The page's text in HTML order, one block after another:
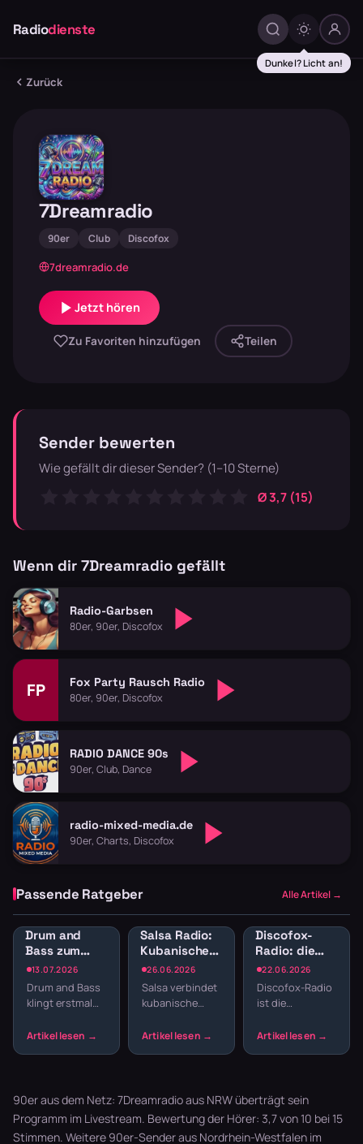
Radiodienste
Dunkel? Licht an!
Zurück
7Dreamradio
90er Club Discofox
7dreamradio.de
Jetzt hören
Zu Favoriten hinzufügen Teilen
Sender bewerten
Wie gefällt dir dieser Sender? (1–10 Sterne)
Ø 3,7 (15)
Wenn dir 7Dreamradio gefällt
Radio-Garbsen
80er, 90er, Discofox
FP Fox Party Rausch Radio
80er, 90er, Discofox
RADIO DANCE 90s
90er, Club, Dance
radio-mixed-media.de
90er, Charts, Discofox
Passende Ratgeber Alle Artikel →
13.07.2026
Drum and
Bass zum
Lernen:
Konzentration
durch
schnelle
Drum and Bass
klingt erstmal
nicht nach
Breaks oh…
26.06.2026
Salsa Radio:
Kubanische
Rhythmen
und Latin
Dance
Salsa verbindet
kubanische
Rhythmen mit
du Piano-
22.06.2026
Discofox-
Radio: die
besten
Sender zum
Tanzen
Discofox-Radio
ist die
daheim —
Pop. Hier die
Se…
90er aus dem Netz: 7Dreamradio aus NRW überträgt sein
Programm im Livestream. Bewertung der Hörer: 3,7 von 10 bei 15
Stimmen. Weitere 90er-Sender aus Nordrhein-Westfalen im